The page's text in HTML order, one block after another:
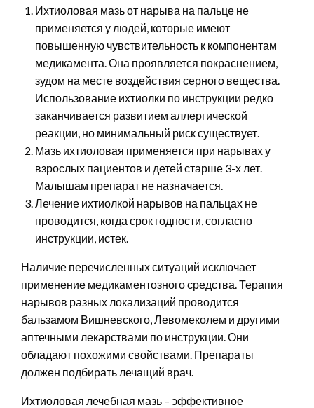
Ихтиоловая мазь от нарыва на пальце не
применяется у людей, которые имеют
повышенную чувствительность к компонентам
медикамента. Она проявляется покраснением,
зудом на месте воздействия серного вещества.
Использование ихтиолки по инструкции редко
заканчивается развитием аллергической
реакции, но минимальный риск существует.
Мазь ихтиоловая применяется при нарывах у
взрослых пациентов и детей старше 3-х лет.
Малышам препарат не назначается.
Лечение ихтиолкой нарывов на пальцах не
проводится, когда срок годности, согласно
инструкции, истек.
Наличие перечисленных ситуаций исключает
применение медикаментозного средства. Терапия
нарывов разных локализаций проводится
бальзамом Вишневского, Левомеколем и другими
аптечными лекарствами по инструкции. Они
обладают похожими свойствами. Препараты
должен подбирать лечащий врач.
Ихтиоловая лечебная мазь – эффективное